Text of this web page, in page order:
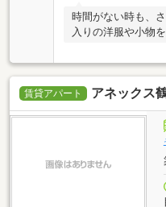
時間がない時も、
入りの洋服や小物
賃貸アパート アネックス